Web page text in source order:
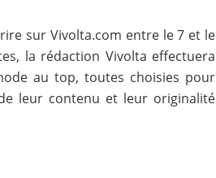
sur Vivolta.com entre le 7 et le
la rédaction Vivolta effectuera
au top, toutes choisies pour
leur contenu et leur originalité